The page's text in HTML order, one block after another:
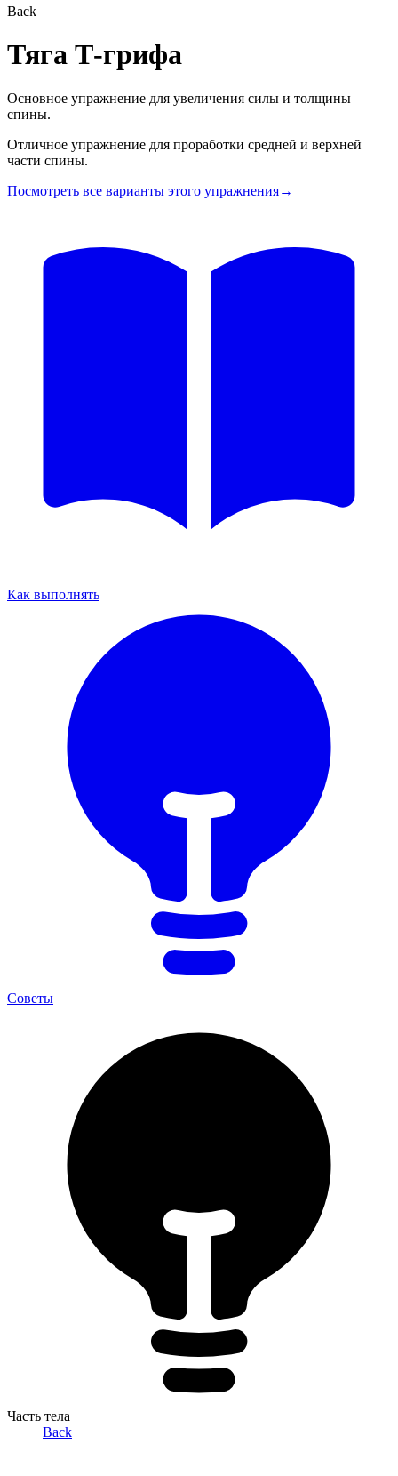
Back
Тяга Т-грифа
Основное упражнение для увеличения силы и толщины
спины.
Отличное упражнение для проработки средней и верхней
части спины.
Посмотреть все варианты этого упражнения→
Как выполнять
Советы
Часть тела
Back